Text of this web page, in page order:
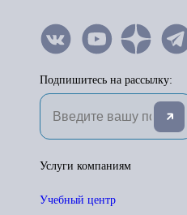
Подпишитесь на рассылку:
Услуги компаниям
Учебный центр